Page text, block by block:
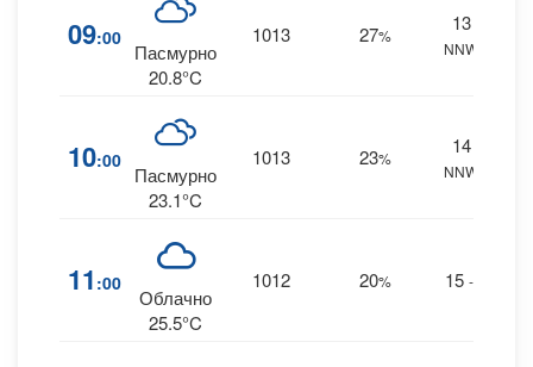
09:00
Пасмурно
20.8°C
1013 27%
13
NNW
10:00
Пасмурно
23.1°C
1013 23%
14
NNW
11 :00
Облачно
25.5°C
1012 20% 15 --